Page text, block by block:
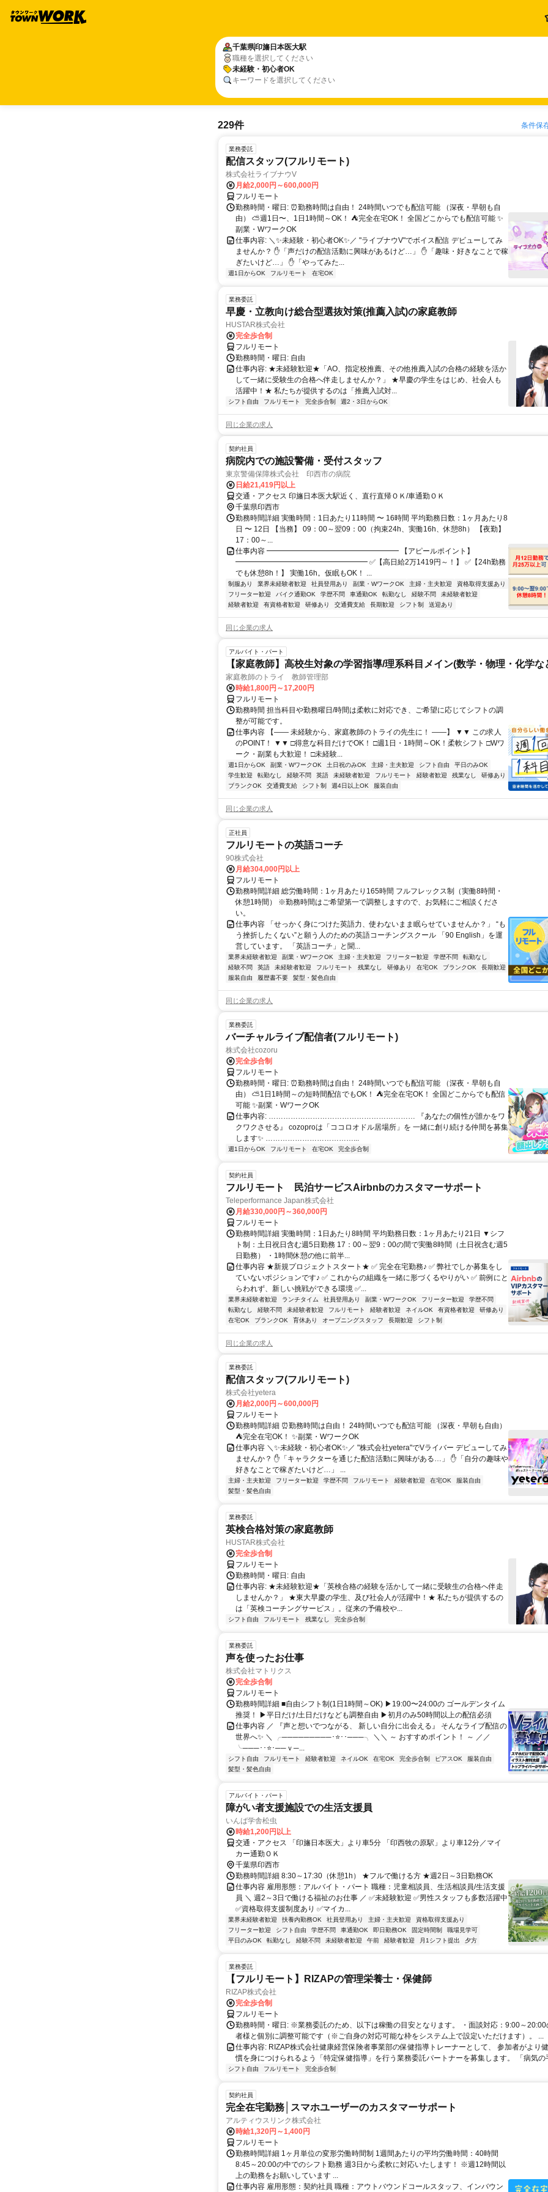
千葉県印旛日本医大駅
職種を選択してください
未経験・初心者OK
キーワードを選択してください
229件 条件保
業務委託
配信スタッフ(フルリモート)
株式会社ライブナウV
月給2,000円～600,000円
フルリモート
勤務時間・曜日: ⏰勤務時間は自由！ 24時間いつでも配信可能 （深夜・早朝も自
由） ⛅週1日〜、1日1時間～OK！ ⛺完全在宅OK！ 全国どこからでも配信可能 ✨
副業・WワークOK
仕事内容: ＼✨未経験・初心者OK✨／ "ライブナウV"でボイス配信 デビューしてみ
ませんか？ ✋「声だけの配信活動に興味があるけど…」 ✋「趣味・好きなことで稼
ぎたいけど…」 ✋「やってみた...
週1日からOK フルリモート 在宅OK
業務委託
早慶・立教向け総合型選抜対策(推薦入試)の家庭教師
HUSTAR株式会社
完全歩合制
フルリモート
勤務時間・曜日: 自由
仕事内容: ★未経験歓迎★「AO、指定校推薦、その他推薦入試の合格の経験を活か
して一緒に受験生の合格へ伴走しませんか？」 ★早慶の学生をはじめ、社会人も
活躍中！★ 私たちが提供するのは「推薦入試対...
シフト自由 フルリモート 完全歩合制 週2・3日からOK
同じ企業の求人
契約社員
病院内での施設警備・受付スタッフ
東京警備保障株式会社 印西市の病院
日給21,419円以上
交通・アクセス 印旛日本医大駅近く、直行直帰ＯＫ/車通勤ＯＫ
千葉県印西市
勤務時間詳細 実働時間：1日あたり11時間 〜 16時間 平均勤務日数：1ヶ月あたり8
日 〜 12日 【当務】 09：00～翌09：00（拘束24h、実働16h、休憩8h） 【夜勤】
17：00～...
仕事内容 ━━━━━━━━━━━━━━━━━━ 【アピールポイント】
━━━━━━━━━━━━━━━━━━ ✅【高日給2万1419円～！】 ✅【24h勤務
でも休憩8h！】 実働16h。仮眠もOK！ ...
制服あり 業界未経験者歓迎 社員登用あり 副業・WワークOK 主婦・主夫歓迎
資格取得支援あり
フリーター歓迎
バイク通勤OK 学歴不問 車通勤OK 転勤なし 経験不問
未経験者歓迎
経験者歓迎
有資格者歓迎 研修あり 交通費支給 長期歓迎 シフト制 送迎あり
同じ企業の求人
アルバイト・パート
【家庭教師】高校生対象の学習指導/理系科目メイン(数学・物理・化学な
家庭教師のトライ 教師管理部
時給1,800円～17,200円
フルリモート
勤務時間 担当科目や勤務曜日/時間は柔軟に対応でき、ご希望に応じてシフトの調
整が可能です。
仕事内容 【―― 未経験から、家庭教師のトライの先生に！ ――】 ▼▼ この求人
のPOINT！ ▼▼ □得意な科目だけでOK！ □週1日・1時間～OK！柔軟シフト □Wワ
ーク・副業も大歓迎！ □未経験...
週1日からOK 副業・WワークOK 土日祝のみOK 主婦・主夫歓迎 シフト自由
平日のみOK
学生歓迎
転勤なし 経験不問 英語 未経験者歓迎 フルリモート 経験者歓迎 残業なし
研修あり
ブランクOK
交通費支給 シフト制 週4日以上OK 服装自由
同じ企業の求人
正社員
フルリモートの英語コーチ
90株式会社
月給304,000円以上
フルリモート
勤務時間詳細 総労働時間：1ヶ月あたり165時間 フルフレックス制（実働8時間・
休憩1時間） ※勤務時間はご希望第一で調整しますので、お気軽にご相談くださ
い。
仕事内容 「せっかく身につけた英語力、使わないまま眠らせていませんか？」 “も
う挫折したくない”と願う人のための英語コーチングスクール 「90 English」を運
営しています。 「英語コーチ」と聞...
業界未経験者歓迎 副業・WワークOK 主婦・主夫歓迎 フリーター歓迎 学歴不問
転勤なし
経験不問
英語 未経験者歓迎 フルリモート 残業なし 研修あり 在宅OK ブランクOK
長期歓迎
服装自由
履歴書不要 髪型・髪色自由
同じ企業の求人
業務委託
バーチャルライブ配信者(フルリモート)
株式会社cozoru
完全歩合制
フルリモート
勤務時間・曜日: ⏰勤務時間は自由！ 24時間いつでも配信可能 （深夜・早朝も自
由） ⛅1日1時間～の短時間配信でもOK！ ⛺完全在宅OK！ 全国どこからでも配信
可能 ✨副業・WワークOK
仕事内容: …………………………………………………… 『あなたの個性が誰かをワ
クワクさせる』 cozoproは「ココロオドル居場所」を 一緒に創り続ける仲間を募集
します✨ ………………………………...
週1日からOK フルリモート 在宅OK 完全歩合制
契約社員
フルリモート 民泊サービスAirbnbのカスタマーサポート
Teleperformance Japan株式会社
月給330,000円～360,000円
フルリモート
勤務時間詳細 実働時間：1日あたり8時間 平均勤務日数：1ヶ月あたり21日 ▼シフ
ト制：土日祝日含む週5日勤務 17：00～翌9：00の間で実働8時間（土日祝含む週5
日勤務） ・1時間休憩の他に前半...
仕事内容 ★新規プロジェクトスタート★ ✅ 完全在宅勤務♪ ✅ 弊社でしか募集をし
ていないポジションです♪ ✅ これからの組織を一緒に形づくるやりがい ✅ 前例にと
らわれず、新しい挑戦ができる環境 ✅...
業界未経験者歓迎 ランチタイム 社員登用あり 副業・WワークOK フリーター歓迎
学歴不問
転勤なし
経験不問 未経験者歓迎 フルリモート 経験者歓迎 ネイルOK 有資格者歓迎
研修あり
在宅OK
ブランクOK 育休あり オープニングスタッフ 長期歓迎 シフト制
同じ企業の求人
業務委託
配信スタッフ(フルリモート)
株式会社yetera
月給2,000円～600,000円
フルリモート
勤務時間詳細 ⏰勤務時間は自由！ 24時間いつでも配信可能 （深夜・早朝も自由）
⛺完全在宅OK！ ✨副業・WワークOK
仕事内容 ＼✨未経験・初心者OK✨／ "株式会社yetera"でVライバー デビューしてみ
ませんか？ ✋「キャラクターを通じた配信活動に興味がある…」 ✋「自分の趣味や
好きなことで稼ぎたいけど…」 ...
主婦・主夫歓迎 フリーター歓迎 学歴不問 フルリモート 経験者歓迎 在宅OK
服装自由
髪型・髪色自由
業務委託
英検合格対策の家庭教師
HUSTAR株式会社
完全歩合制
フルリモート
勤務時間・曜日: 自由
仕事内容: ★未経験歓迎★「英検合格の経験を活かして一緒に受験生の合格へ伴走
しませんか？」 ★東大早慶の学生、及び社会人が活躍中！★ 私たちが提供するの
は「英検コーチングサービス」。従来の予備校や...
シフト自由 フルリモート 残業なし 完全歩合制
業務委託
声を使ったお仕事
株式会社マトリクス
完全歩合制
フルリモート
勤務時間詳細 ■自由シフト制(1日1時間～OK) ▶19:00〜24:00の ゴールデンタイム
推奨！ ▶平日だけ/土日だけなども調整自由 ▶初月のみ50時間以上の配信必須
仕事内容 ／ 『声と想いでつながる、 新しい自分に出会える』 そんなライブ配信の
世界へ✨ ＼ ╭─────────･⭐･･───╮ ＼＼ ～ おすすめポイント！ ～ ／／
╰───･･⭐･──ｖ─...
シフト自由 フルリモート 経験者歓迎 ネイルOK 在宅OK 完全歩合制 ピアスOK
服装自由
髪型・髪色自由
アルバイト・パート
障がい者支援施設での生活支援員
いんば学舎松虫
時給1,200円以上
交通・アクセス 「印旛日本医大」より車5分 「印西牧の原駅」より車12分／マイ
カー通勤ＯＫ
千葉県印西市
勤務時間詳細 8:30～17:30（休憩1h） ★フルで働ける方 ★週2日～3日勤務OK
仕事内容 雇用形態：アルバイト・パート 職種：児童相談員、生活相談員/生活支援
員 ＼ 週2～3日で働ける福祉のお仕事 ／ ✅未経験歓迎 ✅男性スタッフも多数活躍中
✅資格取得支援制度あり ✅マイカ...
業界未経験者歓迎 扶養内勤務OK 社員登用あり 主婦・主夫歓迎
資格取得支援あり
フリーター歓迎
シフト自由 学歴不問 車通勤OK 即日勤務OK 固定時間制
職場見学可
平日のみOK
転勤なし 経験不問 未経験者歓迎 午前 経験者歓迎 月1シフト提出 夕方
業務委託
【フルリモート】RIZAPの管理栄養士・保健師
RIZAP株式会社
完全歩合制
フルリモート
勤務時間・曜日: ※業務委託のため、以下は稼働の目安となります。 ・面談対応：9:00～20:00
者様と個別に調整可能です（※ご自身の対応可能な枠をシステム上で設定いただけます）。 ...
仕事内容: RIZAP株式会社健康経営保険者事業部の保健指導トレーナーとして、 参加者がより
慣を身につけられるよう「特定保健指導」を行う業務委託パートナーを募集します。 「病気の
シフト自由 フルリモート 完全歩合制
契約社員
完全在宅勤務│スマホユーザーのカスタマーサポート
アルティウスリンク株式会社
時給1,320円～1,400円
フルリモート
勤務時間詳細 1ヶ月単位の変形労働時間制 1週間あたりの平均労働時間：40時間
8:45～20:00の中でのシフト勤務 週3日から柔軟に対応いたします！ ※週12時間以
上の勤務をお願いしています ...
仕事内容 雇用形態：契約社員 職種：アウトバウンドコールスタッフ、インバウン